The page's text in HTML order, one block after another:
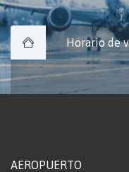
Horario de
AEROPUERTO